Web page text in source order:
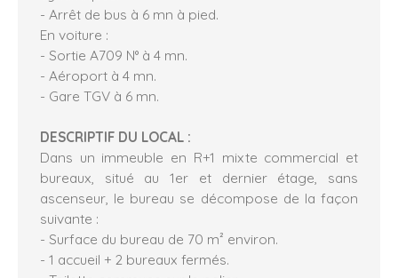
- Arrêt de bus à 6 mn à pied.
En voiture :
- Sortie A709 N° à 4 mn.
- Aéroport à 4 mn.
- Gare TGV à 6 mn.
DESCRIPTIF DU LOCAL :
Dans un immeuble en R+1 mixte commercial et
bureaux, situé au 1er et dernier étage, sans
ascenseur, le bureau se décompose de la façon
suivante :
- Surface du bureau de 70 m² environ.
- 1 accueil + 2 bureaux fermés.